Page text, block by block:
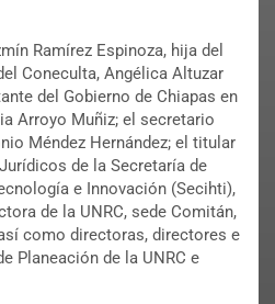
Ramírez Espinoza, hija del
Coneculta, Angélica Altuzar
del Gobierno de Chiapas en
Arroyo Muñiz; el secretario
Méndez Hernández; el titular
de la Secretaría de
e Innovación (Secihti),
de la UNRC, sede Comitán,
como directoras, directores e
Planeación de la UNRC e